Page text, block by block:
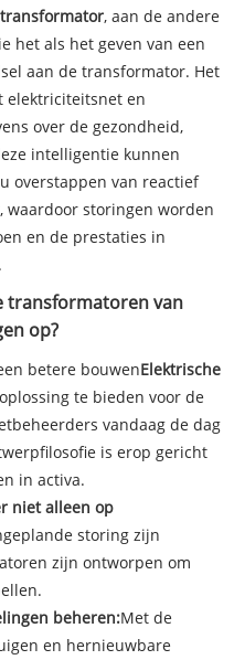
, aan de andere
het als het geven van een
aan de transformator. Het
elektriciteitsnet en
over de gezondheid,
intelligentie kunnen
overstappen van reactief
storingen worden
en de prestaties in
transformatoren van
op?
betere bouwenElektrische
te bieden voor de
vandaag de dag
is erop gericht
in activa.
niet alleen op
storing zijn
zijn ontworpen om
beheren:Met de
en hernieuwbare